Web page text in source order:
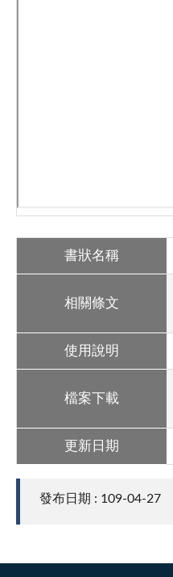
書狀名稱
相關條文
使用說明
檔案下載
更新日期
發布日期 : 109-04-27